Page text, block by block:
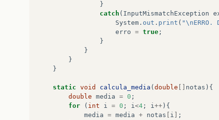
}
catch ( InputMismatchException
System . out . print (
erro = true ;
}
}
}
}
static void calcula_media ( double notas ){
double media = 0 ;
for
( int i = 0 ; i<4 ; i++ ){
media = media + notas i
;